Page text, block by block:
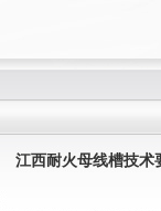
江西耐火母线槽技术